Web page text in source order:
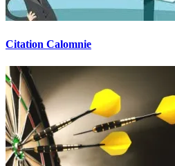
Citation Calomnie